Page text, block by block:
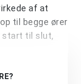
af at
til begge ører
start til slut,